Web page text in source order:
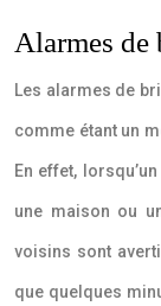
Alarmes de
Les alarmes de
comme étant un
En effet,
une maison ou
voisins sont
que quelques